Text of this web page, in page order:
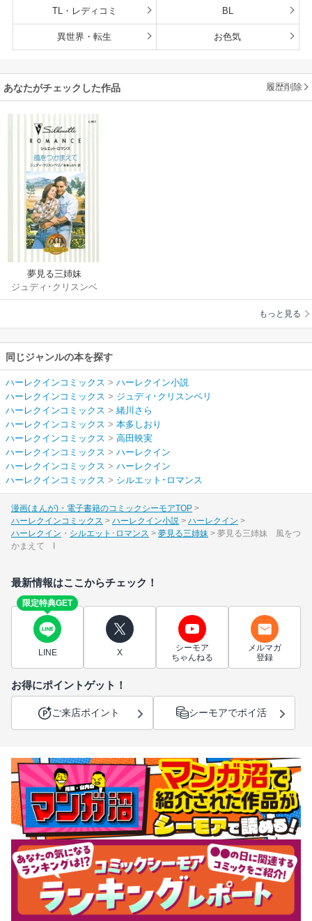
TL・レディコミ BL
異世界・転生 お色気
あなたがチェックした作品 履歴削除
夢見る三姉妹
ジュディ･クリスンベ
リ/緒川さら/本多
もっと見る
同じジャンルの本を探す
ハーレクインコミックス > ハーレクイン小説
ハーレクインコミックス > ジュディ･クリスンベリ
ハーレクインコミックス > 緒川さら
ハーレクインコミックス > 本多しおり
ハーレクインコミックス > 高田映実
ハーレクインコミックス > ハーレクイン
ハーレクインコミックス > ハーレクイン
ハーレクインコミックス > シルエット･ロマンス
漫画(まんが)・電子書籍のコミックシーモアTOP
ハーレクインコミックス
ハーレクイン小説
ハーレクイン
ハーレクイン
シルエット･ロマンス 夢見る三姉妹
夢見る三姉妹 風をつ
かまえて I
最新情報はここからチェック！
限定特典GET
LINE X
シーモア
ちゃんねる
メルマガ
登録
お得にポイントゲット！
ご来店ポイント シーモアでポイ活